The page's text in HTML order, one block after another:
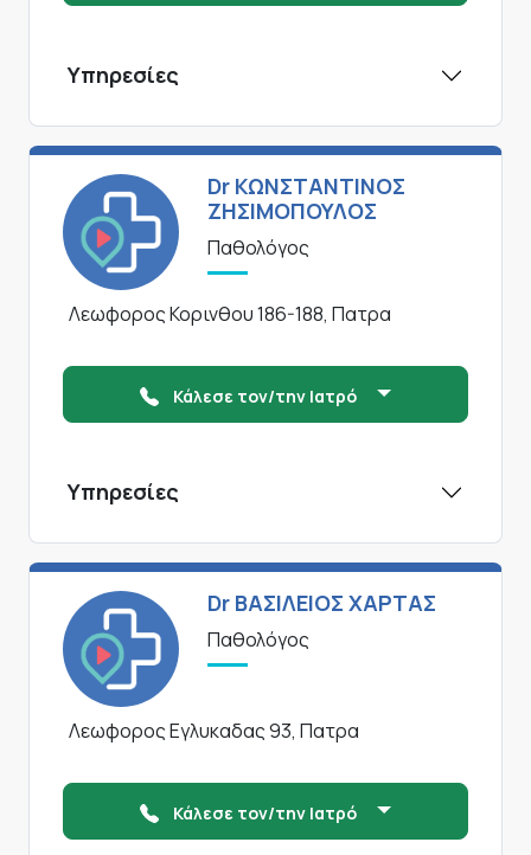
Υπηρεσίες
Dr ΚΩΝΣΤΑΝΤΙΝΟΣ
ΖΗΣΙΜΟΠΟΥΛΟΣ
Παθολόγος
Λεωφορος Κορινθου 186-188, Πατρα
Κάλεσε τον/την Ιατρό
Υπηρεσίες
Dr ΒΑΣΙΛΕΙΟΣ ΧΑΡΤΑΣ
Παθολόγος
Λεωφορος Εγλυκαδας 93, Πατρα
Κάλεσε τον/την Ιατρό